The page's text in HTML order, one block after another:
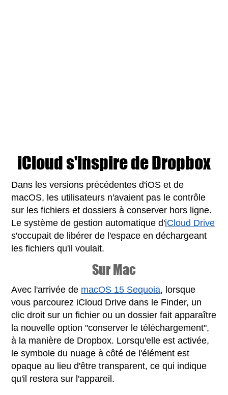
iCloud s'inspire de Dropbox
Dans les versions précédentes d'iOS et de
macOS, les utilisateurs n'avaient pas le contrôle
sur les fichiers et dossiers à conserver hors ligne.
Le système de gestion automatique d'iCloud Drive
s'occupait de libérer de l'espace en déchargeant
les fichiers qu'il voulait.
Sur Mac
Avec l'arrivée de macOS 15 Sequoia, lorsque
vous parcourez iCloud Drive dans le Finder, un
clic droit sur un fichier ou un dossier fait apparaître
la nouvelle option "conserver le téléchargement",
à la manière de Dropbox. Lorsqu'elle est activée,
le symbole du nuage à côté de l'élément est
opaque au lieu d'être transparent, ce qui indique
qu'il restera sur l'appareil.